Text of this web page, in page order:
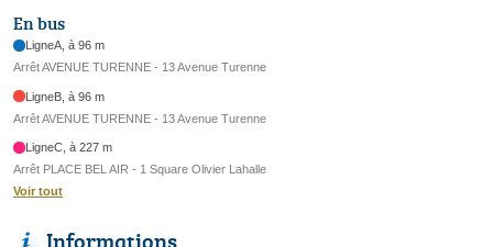
En bus
LigneA, à 96 m
Arrêt AVENUE TURENNE - 13 Avenue Turenne
LigneB, à 96 m
Arrêt AVENUE TURENNE - 13 Avenue Turenne
LigneC, à 227 m
Arrêt PLACE BEL AIR - 1 Square Olivier Lahalle
Voir tout
Informations